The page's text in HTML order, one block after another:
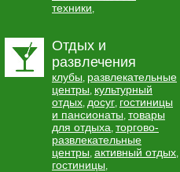
техники,
Отдых и
развлечения
клубы, развлекательные
центры, культурный
отдых, досуг, гостиницы
и пансионаты, товары
для отдыха, торгово-
развлекательные
центры, активный отдых,
гостиницы,